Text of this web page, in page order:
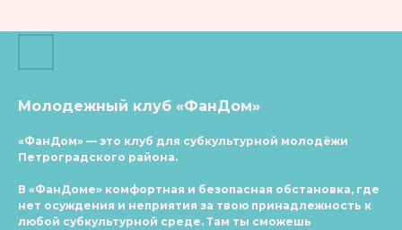
Молодежный клуб «ФанДом»
«ФанДом» — это клуб для субкультурной молодёжи
Петроградского района.
В «ФанДоме» комфортная и безопасная обстановка, где
нет осуждения и неприятия за твою принадлежность к
любой субкультурной среде. Там ты сможешь